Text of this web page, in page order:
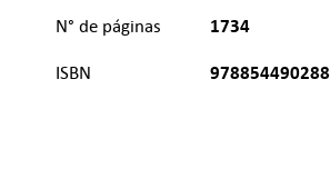
N° de páginas 1734
ISBN